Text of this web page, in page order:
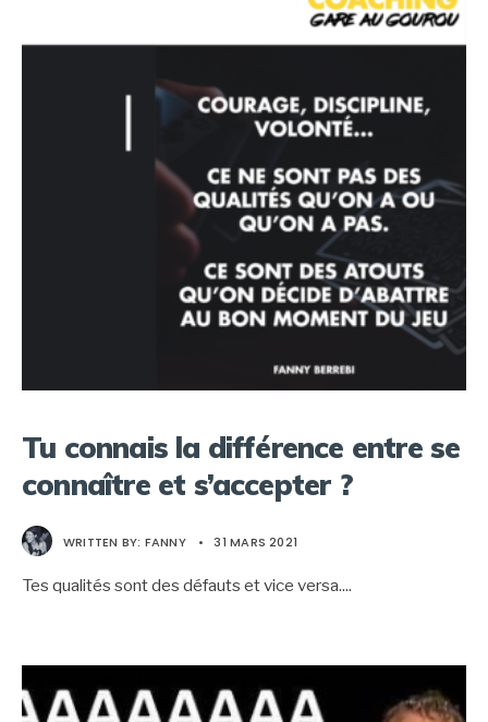
Tu connais la différence entre se
connaître et s’accepter ?
WRITTEN BY: FANNY • 31 MARS 2021
Tes qualités sont des défauts et vice versa....